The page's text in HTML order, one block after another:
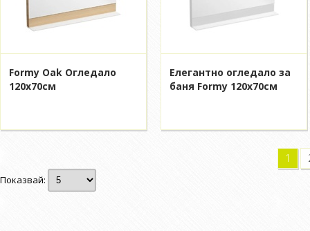
Formy Oak Oгледало
120x70см
Елегантно огледало за
баня Formy 120x70см
1
Показвай: